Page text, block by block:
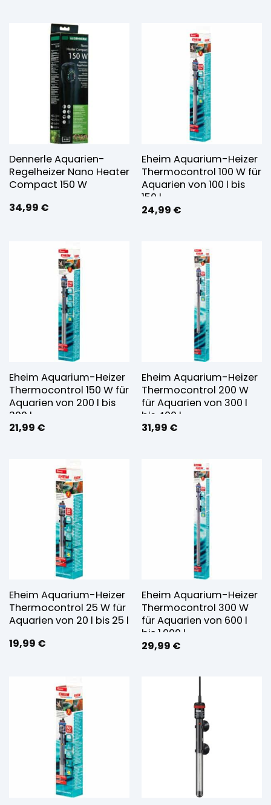
Dennerle Aquarien-
Regelheizer Nano Heater
Compact 150 W
34,99 €
Eheim Aquarium-Heizer
Thermocontrol 100 W für
Aquarien von 100 l bis
150 l
24,99 €
Eheim Aquarium-Heizer
Thermocontrol 150 W für
Aquarien von 200 l bis
300 l
21,99 €
Eheim Aquarium-Heizer
Thermocontrol 200 W
für Aquarien von 300 l
bis 400 l
31,99 €
Eheim Aquarium-Heizer
Thermocontrol 25 W für
Aquarien von 20 l bis 25 l
19,99 €
Eheim Aquarium-Heizer
Thermocontrol 300 W
für Aquarien von 600 l
bis 1.000 l
29,99 €